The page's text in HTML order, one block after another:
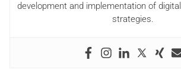
development and implementation of
strategies.